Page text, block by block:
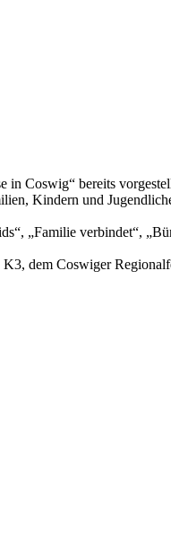
in Coswig“ bereits
Kindern und
„Familie verbindet“,
dem Coswiger